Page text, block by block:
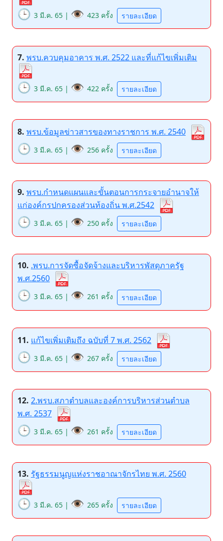
🕒 3 มี.ค. 65 | 👁️ 423 ครั้ง รายละเอียด
7. พรบ.ควบคุมอาคาร พ.ศ. 2522 และที่แก้ไขเพิ่มเติม
🕒 3 มี.ค. 65 | 👁️ 422 ครั้ง รายละเอียด
8. พรบ.ข้อมูลข่าวสารของทางราชการ พ.ศ. 2540
🕒 3 มี.ค. 65 | 👁️ 256 ครั้ง รายละเอียด
9. พรบ.กำหนดแผนและขั้นตอนการกระจายอำนาจให้
แก่องค์กรปกครองส่วนท้องถิ่น พ.ศ.2542
🕒 3 มี.ค. 65 | 👁️ 250 ครั้ง รายละเอียด
10. .พรบ.การจัดซื้อจัดจ้างและบริหารพัสดุภาครัฐ
พ.ศ.2560
🕒 3 มี.ค. 65 | 👁️ 261 ครั้ง รายละเอียด
11. แก้ไขเพิ่มเติมถึง ฉบับที่ 7 พ.ศ. 2562
🕒 3 มี.ค. 65 | 👁️ 267 ครั้ง รายละเอียด
12. 2.พรบ.สภาตำบลและองค์การบริหารส่วนตำบล
พ.ศ. 2537
🕒 3 มี.ค. 65 | 👁️ 261 ครั้ง รายละเอียด
13. รัฐธรรมนูญแห่งราชอาณาจักรไทย พ.ศ. 2560
🕒 3 มี.ค. 65 | 👁️ 265 ครั้ง รายละเอียด